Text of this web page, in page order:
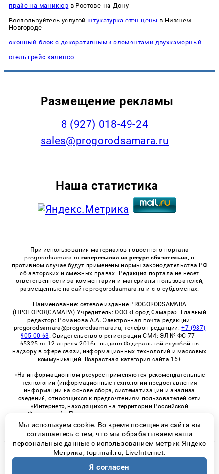
прайс на маникюр в Ростове-на-Дону
Воспользуйтесь услугой штукатурка стен цены в Нижнем
Новгороде
оконный блок с декоративными элементами двухкамерный
отель грейс калипсо
Размещение рекламы
8 (927) 018-49-24
sales@progorodsamara.ru
Наша статистика
При использовании материалов новостного портала
progorodsamara.ru гиперссылка на ресурс обязательна, в
противном случае будут применены нормы законодательства РФ
об авторских и смежных правах. Редакция портала не несет
ответственности за комментарии и материалы пользователей,
размещенные на сайте progorodsamara.ru и его субдоменах.
Наименование: сетевое издание PROGORODSAMARA
(ПРОГОРОДСАМАРА) Учредитель: ООО «Город Самара». Главный
редактор: Романова А.А. Электронная почта редакции:
progorodsamara@progorodsamara.ru, телефон редакции:+7 (987)
905-00-63 . Свидетельство о регистрации СМИ: ЭЛ № ФС 77 -
65325 от 12 апреля 2016г. выдано Федеральной службой по
надзору в сфере связи, информационных технологий и массовых
коммуникаций. Возрастная категория сайта 16+
«На информационном ресурсе применяются рекомендательные
технологии (информационные технологии предоставления
информации на основе сбора, систематизации и анализа
сведений, относящихся к предпочтениям пользователей сети
«Интернет», находящихся на территории Российской
Федерации)». Правила применения рекомендательных
технологий в виджетах рекламно-обменной сети
«СМИ2» (PDF)
© 2026 «ProGorodSamara» | Все права защищены
Возрастная категория сайта 16+
Мы используем cookie. Во время посещения сайта вы
соглашаетесь с тем, что мы обрабатываем ваши
персональные данные с использованием метрик Яндекс
Метрика, top.mail.ru, LiveInternet.
Я согласен